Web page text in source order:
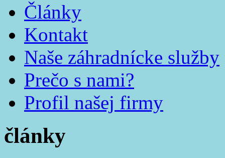
Články
Kontakt
Naše záhradnícke služby
Prečo s nami?
Profil našej firmy
články